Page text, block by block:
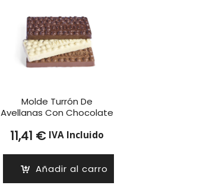
Molde Turrón De
Avellanas Con Chocolate
11,41 € IVA Incluido
Añadir al carro